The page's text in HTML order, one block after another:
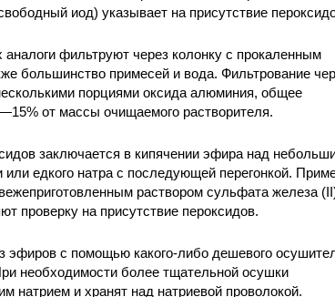
иод) указывает на присутствие
фильтруют через колонку с прокаленным
большинство примесей и вода. Фильтрование
порциями оксида алюминия, общее
от массы очищаемого растворителя.
заключается в кипячении эфира над
или едкого натра с последующей перегонкой.
раствором сульфата железа
проверку на присутствие пероксидов.
эфиров с помощью какого-либо дешевого
необходимости более тщательной осушки
натрием и хранят над натриевой проволокой.